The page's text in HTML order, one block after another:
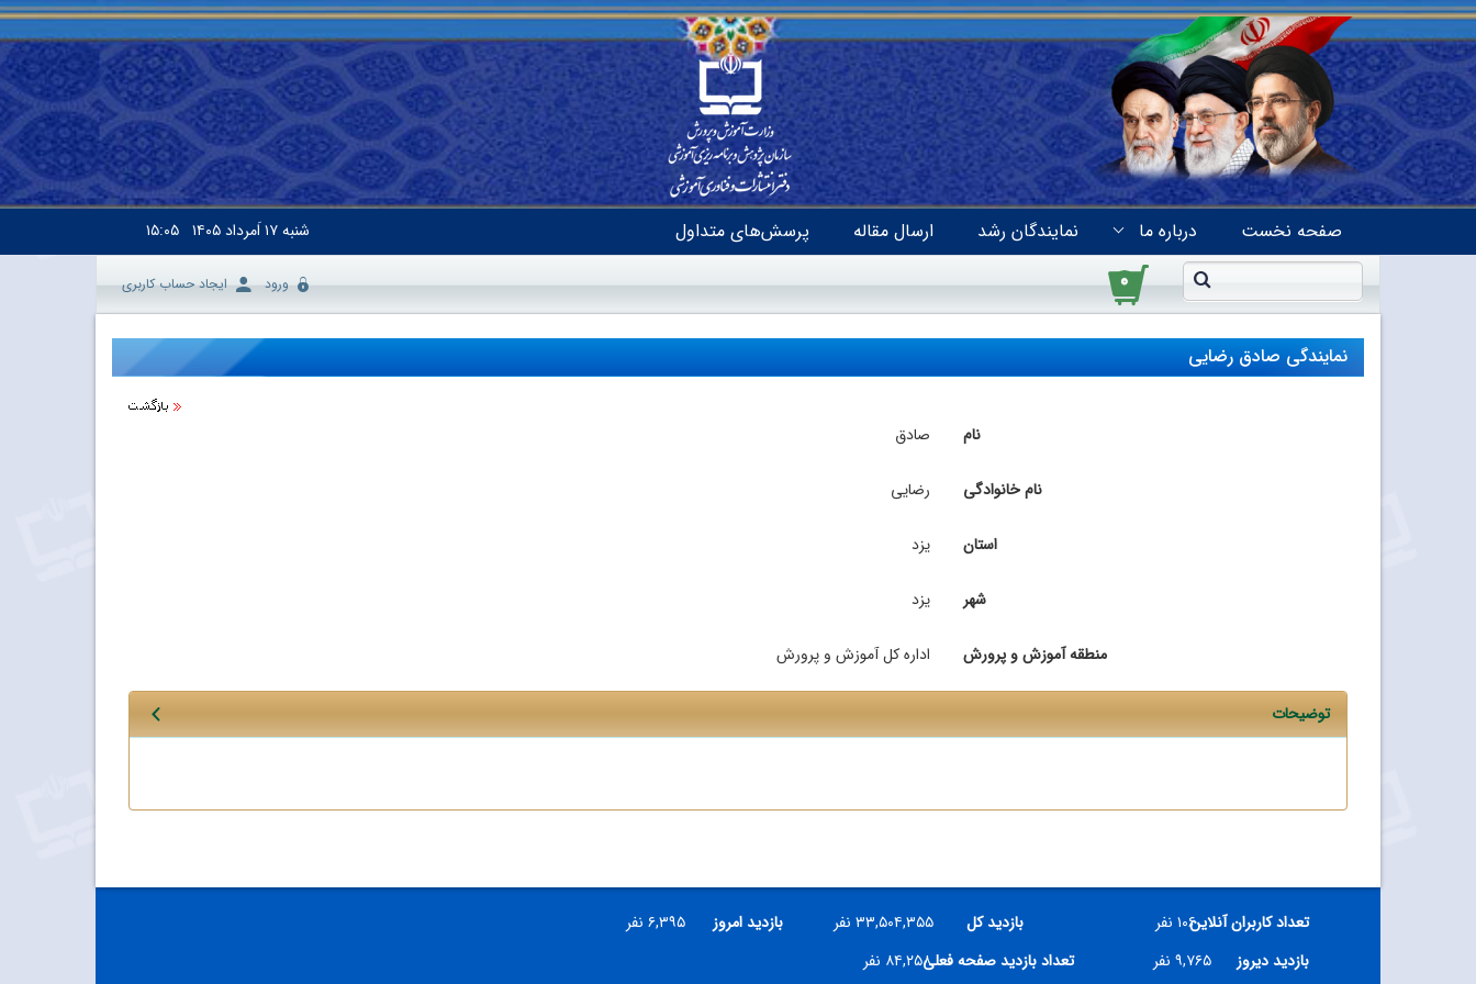
صفحه نخست درباره ما نمایندگان رشد ارسال مقاله پرسش‌های متداول شنبه۱۷ اَمرداد ۱۴۰۵ ۱۵:۰۵
۰ ورود ایجاد حساب کاربری
نمایندگی صادق رضایی
نام صادق
نام خانوادگی رضایی
استان یزد
شهر یزد
منطقه آموزش و پرورش اداره کل آموزش و پرورش
توضیحات
تعداد کاربران آنلاین۱۰۶ نفر بازدید کل ۳۳,۵۰۴,۳۵۵ نفر بازدید امروز
۶,۳۹۵ نفر
بازدید دیروز
۹,۷۶۵ نفر تعداد بازدید صفحه فعلی۸۴,۲۵۸ نفر